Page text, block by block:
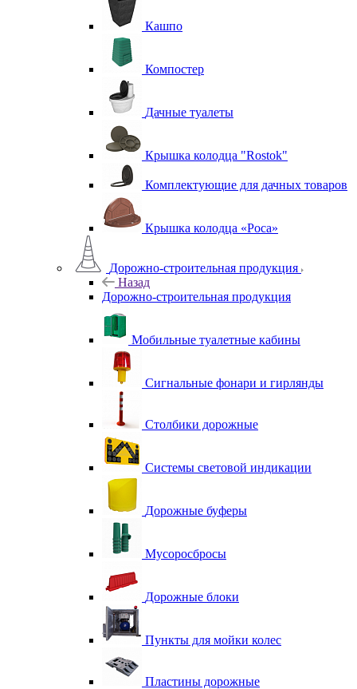
Кашпо
Компостер
Дачные туалеты
Крышка колодца "Rostok"
Комплектующие для дачных товаров
Крышка колодца «Роса»
Дорожно-строительная продукция
Назад
Дорожно-строительная продукция
Мобильные туалетные кабины
Сигнальные фонари и гирлянды
Столбики дорожные
Системы световой индикации
Дорожные буферы
Мусоросбросы
Дорожные блоки
Пункты для мойки колес
Пластины дорожные